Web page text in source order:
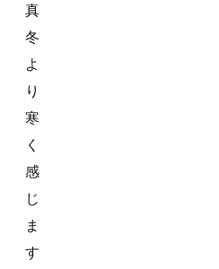
真
冬
よ
り
寒
く
感
じ
ま
す